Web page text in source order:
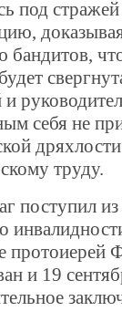
под
бандитов,
себя не
труду.
поступил
протоиерей
и 19